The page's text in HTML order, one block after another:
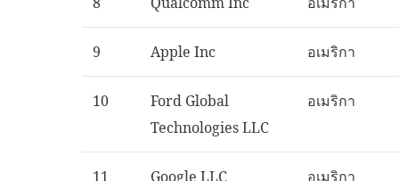
9 Apple Inc อเมริกา
10
Ford Global
Technologies LLC
อเมริกา
11 Google LLC อเมริกา